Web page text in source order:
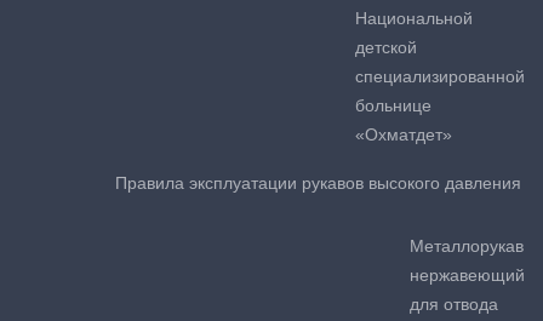
Национальной
детской
специализированной
больнице
«Охматдет»
Правила эксплуатации рукавов высокого давления
Металлорукав
нержавеющий
для отвода